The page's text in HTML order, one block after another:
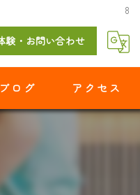
8
験・お問い合わせ
ブログ アクセス
ショップ 出花スタジオ